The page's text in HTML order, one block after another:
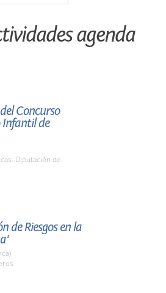
agenda
Concurso
Infantil de
Diputación de
de Riesgos en la